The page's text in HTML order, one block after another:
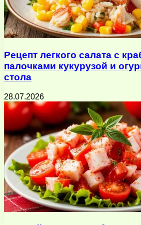
Рецепт легкого салата с
палочками кукурузой и
стола
28.07.2026